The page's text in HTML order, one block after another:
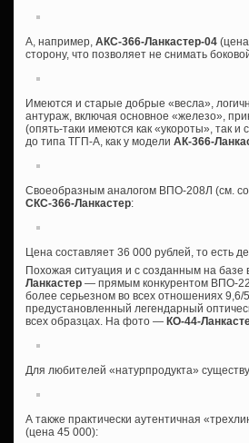
А, например, АКС-366-Ланкастер-04
сторону, что позволяет не снимать
Имеются и старые добрые «весла»,
антураж, включая основное «железо»,
(опять-таки имеются как «укороты», так
до типа ТГП-А, как у модели АК-366-
Своеобразным аналогом ВПО-208Л (см.
СКС-366-Ланкастер:
Цена составляет 36 000 рублей, то есть
Похожая ситуация и с созданным на
Ланкастер — прямым конкурентом ВПО-
более серьезном во всех отношениях
предустановленный легендарный
всех образцах. На фото — КО-44-
Для любителей «натурпродукта»
А также практически аутентичная
(цена 45 000):